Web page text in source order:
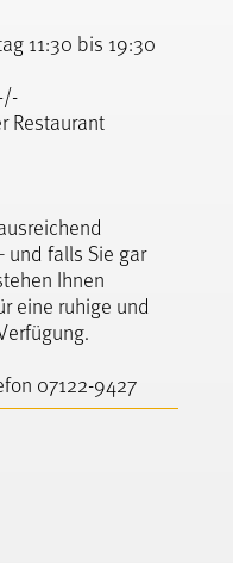
11:30 bis 19:30
Restaurant
und falls Sie gar
Ihnen
eine ruhige und
07122-9427